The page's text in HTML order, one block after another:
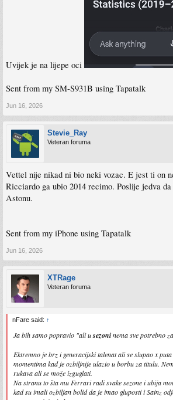
Uvijek je na lijepe oci
Sent from my SM-S931B using Tapatalk
Jun 16, 2026
Stevie_Ray
Veteran foruma
Vettel nije nikad ni bio neki vozac. E jest ti on
Ricciardo ga ubio 2014 recimo. Poslije jedva
Astonu.
Sent from my iPhone using Tapatalk
Jun 16, 2026
XTRage
Veteran foruma
nFare said: ↑
Ja bih samo popravio "ali usezoninema sve potrebno
Ektremno je brz i generacijski talenat ali se slupao x
momentima kad je ozbiljnije ulazio u borbu za titulu.
rukava ali se može izguglati.
Na stranu to šta mu Ferrari radi svake sezone i ubija
kad su imali ozbiljan bolid da je imao gluposti i Sainz